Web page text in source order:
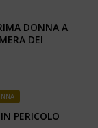
DONNA A
DEI
PERICOLO